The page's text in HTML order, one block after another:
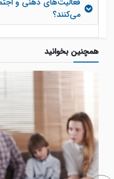
می‌کنند؟
همچنین بخوانید